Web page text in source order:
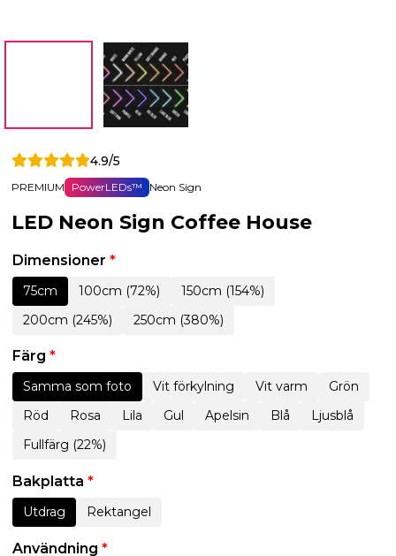
4.9/5
PREMIUM PowerLEDs™ Neon Sign
LED Neon Sign Coffee House
Dimensioner *
75cm 100cm (72%)
150cm (154%)
200cm (245%)
250cm (380%)
Färg *
Samma som foto Vit förkylning Vit varm
Grön
Röd
Rosa Lila Gul Apelsin Blå
Ljusblå
Fullfärg (22%)
Bakplatta *
Utdrag Rektangel
Användning *